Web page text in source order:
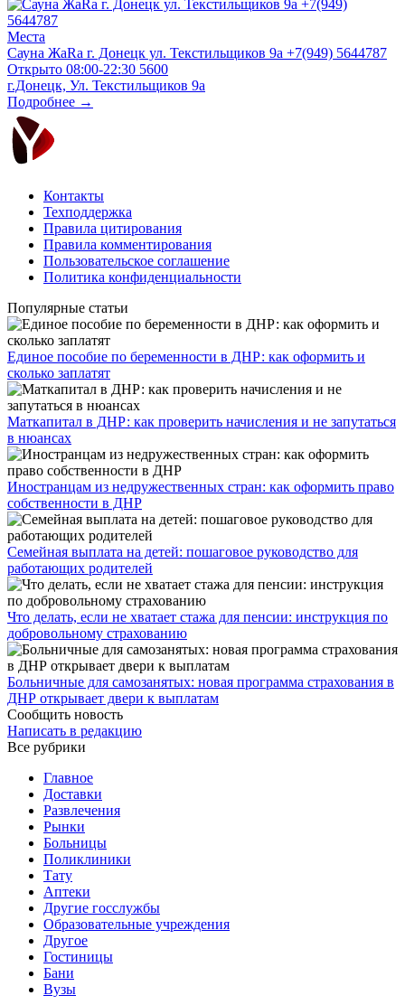
Места
Сауна ЖаRa г. Донецк ул. Текстильщиков 9а +7(949) 5644787
Открыто 08:00-22:30 5600
г.Донецк, Ул. Текстильщиков 9а
Подробнее →
Контакты
Техподдержка
Правила цитирования
Правила комментирования
Пользовательское соглашение
Политика конфиденциальности
Популярные статьи
Единое пособие по беременности в ДНР: как оформить и
сколько заплатят
​Маткапитал в ДНР: как проверить начисления и не запутаться
в нюансах
Иностранцам из недружественных стран: как оформить право
собственности в ДНР
Семейная выплата на детей: пошаговое руководство для
работающих родителей
Что делать, если не хватает стажа для пенсии: инструкция по
добровольному страхованию
Больничные для самозанятых: новая программа страхования в
ДНР открывает двери к выплатам
Сообщить новость
Написать в редакцию
Все рубрики
Главное
Доставки
Развлечения
Рынки
Больницы
Поликлиники
Тату
Аптеки
Другие госслужбы
Образовательные учреждения
Другое
Гостиницы
Бани
Вузы